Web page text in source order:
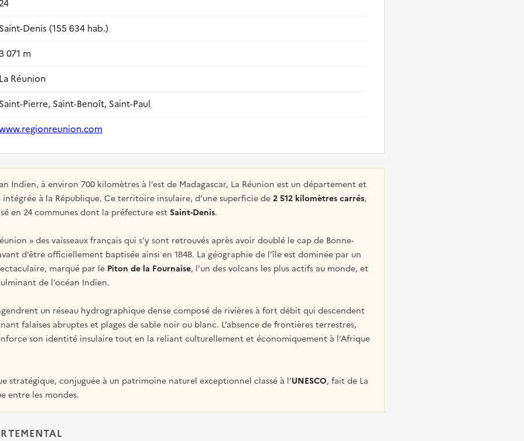
24
Saint-Denis (155 634 hab.)
3 071 m
La Réunion
Saint-Pierre, Saint-Benoît, Saint-Paul
Indien, à environ 700 kilomètres à l’est de Madagascar, La Réunion est un département et
à la République. Ce territoire insulaire, d’une superficie de2 512 kilomètres carrés,
en 24 communes dont la préfecture estSaint-Denis.
» des vaisseaux français qui s’y sont retrouvés après avoir doublé le cap de Bonne-
d’être officiellement baptisée ainsi en 1848. La géographie de l’île est dominée par un
marqué par le Piton de la Fournaise, l’un des volcans les plus actifs au monde, et
de l’océan Indien.
un réseau hydrographique dense composé de rivières à fort débit qui descendent
falaises abruptes et plages de sable noir ou blanc. L’absence de frontières terrestres,
son identité insulaire tout en la reliant culturellement et économiquement à l’Afrique
stratégique, conjuguée à un patrimoine naturel exceptionnel classé à l’UNESCO, fait de La
entre les mondes.